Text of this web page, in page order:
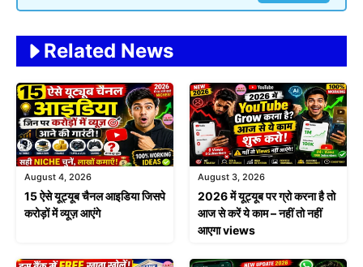
Related News
August 4, 2026
15 ऐसे यूट्यूब चैनल आइडिया जिसपे
करोड़ों में व्यूज़ आएंगे
August 3, 2026
2026 में यूट्यूब पर ग्रो करना है तो
आज से करें ये काम – नहीं तो नहीं
आएगा views